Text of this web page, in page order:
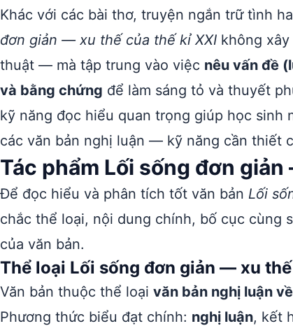
Khác với các bài thơ, truyện ngắn trữ tình
đơn giản — xu thế của thế kỉ XXI không
thuật — mà tập trung vào việc nêu vấn đề
và bằng chứng để làm sáng tỏ và thuyết
kỹ năng đọc hiểu quan trọng giúp học sinh
các văn bản nghị luận — kỹ năng cần thiết
Tác phẩm Lối sống đơn
Để đọc hiểu và phân tích tốt văn bản Lối
chắc thể loại, nội dung chính, bố cục
của văn bản.
Thể loại Lối sống đơn giản — xu
Văn bản thuộc thể loại văn bản nghị luận
Phương thức biểu đạt chính: nghị luận, kết